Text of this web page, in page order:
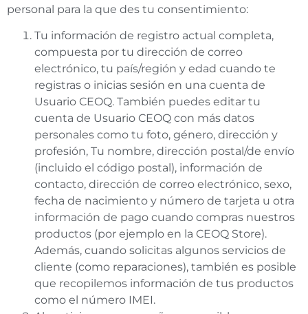
personal para la que des tu consentimiento:
Tu información de registro actual completa,
compuesta por tu dirección de correo
electrónico, tu país/región y edad cuando te
registras o inicias sesión en una cuenta de
Usuario CEOQ. También puedes editar tu
cuenta de Usuario CEOQ con más datos
personales como tu foto, género, dirección y
profesión, Tu nombre, dirección postal/de envío
(incluido el código postal), información de
contacto, dirección de correo electrónico, sexo,
fecha de nacimiento y número de tarjeta u otra
información de pago cuando compras nuestros
productos (por ejemplo en la CEOQ Store).
Además, cuando solicitas algunos servicios de
cliente (como reparaciones), también es posible
que recopilemos información de tus productos
como el número IMEI.